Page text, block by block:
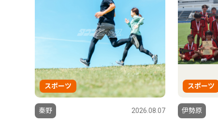
スポーツ
秦野 2026.08.07
スポーツ
伊勢原